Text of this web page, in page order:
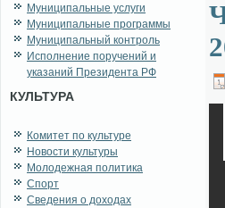
Муниципальные услуги
Муниципальные программы
Муниципальный контроль
Исполнение поручений и
указаний Президента РФ
КУЛЬТУРА
Комитет по культуре
Новости культуры
Молодежная политика
Спорт
Сведения о доходах